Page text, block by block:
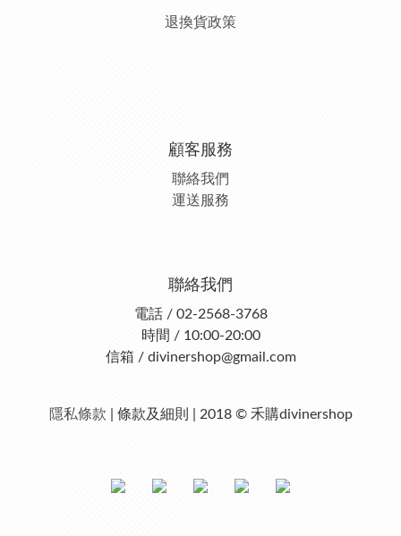
退換貨政策
顧客服務
聯絡我們
運送服務
聯絡我們
電話 / 02-2568-3768
時間 / 10:00-20:00
信箱 / divinershop@gmail.com
隱私條款 | 條款及細則 | 2018 © 禾購divinershop